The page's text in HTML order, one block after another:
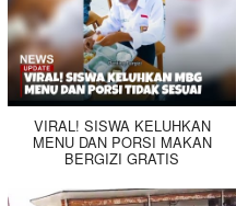
VIRAL! SISWA KELUHKAN
MENU DAN PORSI MAKAN
BERGIZI GRATIS